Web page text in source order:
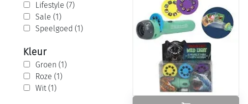
Lifestyle (7)
Sale (1)
Speelgoed (1)
Kleur
Groen (1)
Roze (1)
Wit (1)